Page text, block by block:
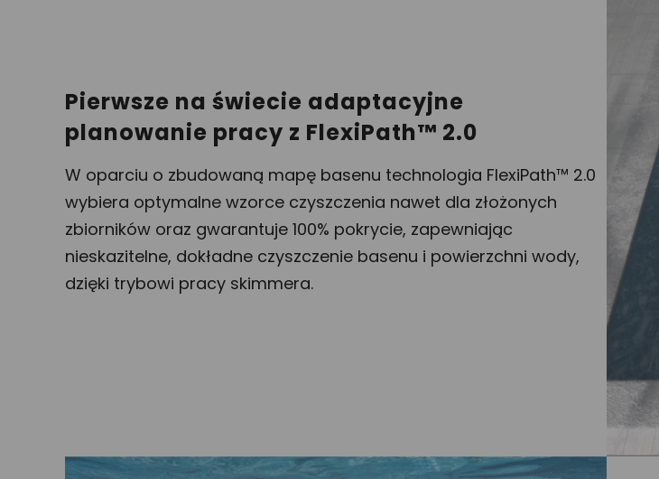
Pierwsze na świecie adaptacyjne
planowanie pracy z FlexiPath™ 2.0
W oparciu o zbudowaną mapę basenu technologia FlexiPath™ 2.0
wybiera optymalne wzorce czyszczenia nawet dla złożonych
zbiorników oraz gwarantuje 100% pokrycie, zapewniając
nieskazitelne, dokładne czyszczenie basenu i powierzchni wody,
dzięki trybowi pracy skimmera.